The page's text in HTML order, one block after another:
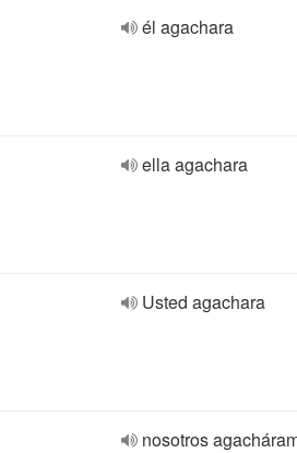
él agachara
ella agachara
Usted agachara
nosotros